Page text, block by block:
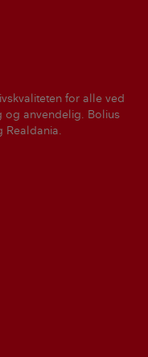
for alle ved
anvendelig. Bolius
Realdania.